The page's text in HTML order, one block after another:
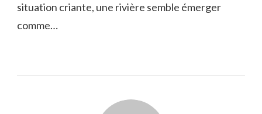
situation criante, une rivière semble émerger
comme…